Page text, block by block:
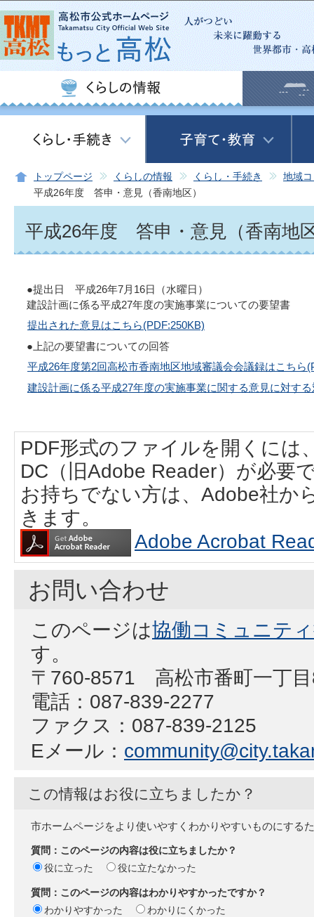
この
トップページ くらしの情報 くらし・手続き
地域
平成26年度 答申・意見（香南地区）
平成26年度 答申・意見（香南地
●提出日 平成26年7月16日（水曜日）
建設計画に係る平成27年度の実施事業についての要望書
提出された意見はこちら(PDF:250KB)
●上記の要望書についての回答
平成26年度第2回高松市香南地区地域審議会会議録はこちら
建設計画に係る平成27年度の実施事業に関する意見に対す
PDF形式のファイルを開くには
DC（旧Adobe Reader）が必要
お持ちでない方は、Adobe社か
きます。
Adobe Acrobat
お問い合わせ
このページは協働コミュニテ
す。
〒760-8571 高松市番町一丁
電話：087-839-2277
ファクス：087-839-2125
Eメール：
この情報はお役に立ちましたか？
市ホームページをより使いやすくわかりやすいものにする
質問：このページの内容は役に立ちましたか？
役に立った
役に立たなかった
質問：このページの内容はわかりやすかったですか？
わかりやすかった
わかりにくかった